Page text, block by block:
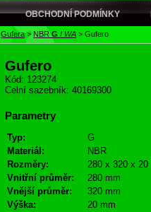
OBCHODNÍ PODMÍNKY
Gufera> NBRG / WA > Gufero
Gufero
Kód: 123274
Celní sazebník: 40169300
Parametry
Typ:
G
Materiál:
NBR
Rozměry:
280 x 320 x 20
Vnitřní průměr:
280 mm
Vnější průměr:
320 mm
Výška:
20 mm